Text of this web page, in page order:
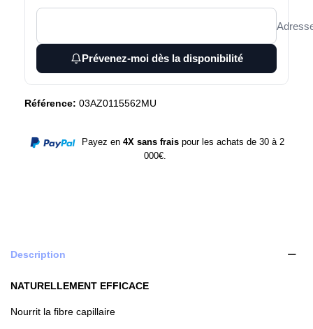
Prévenez-moi dès la disponibilité
Référence: 03AZ0115562MU
Payez en 4X sans fraispour les achats de 30 à 2
000€.
Description
NATURELLEMENT EFFICACE
Nourrit la fibre capillaire